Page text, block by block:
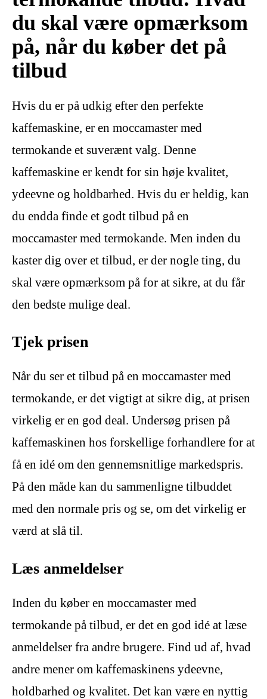
du skal være opmærksom
på, når du køber det på
tilbud
Hvis du er på udkig efter den perfekte
kaffemaskine, er en moccamaster med
termokande et suverænt valg. Denne
kaffemaskine er kendt for sin høje kvalitet,
ydeevne og holdbarhed. Hvis du er heldig, kan
du endda finde et godt tilbud på en
moccamaster med termokande. Men inden du
kaster dig over et tilbud, er der nogle ting, du
skal være opmærksom på for at sikre, at du får
den bedste mulige deal.
Tjek prisen
Når du ser et tilbud på en moccamaster med
termokande, er det vigtigt at sikre dig, at prisen
virkelig er en god deal. Undersøg prisen på
kaffemaskinen hos forskellige forhandlere for at
få en idé om den gennemsnitlige markedspris.
På den måde kan du sammenligne tilbuddet
med den normale pris og se, om det virkelig er
værd at slå til.
Læs anmeldelser
Inden du køber en moccamaster med
termokande på tilbud, er det en god idé at læse
anmeldelser fra andre brugere. Find ud af, hvad
andre mener om kaffemaskinens ydeevne,
holdbarhed og kvalitet. Det kan være en nyttig